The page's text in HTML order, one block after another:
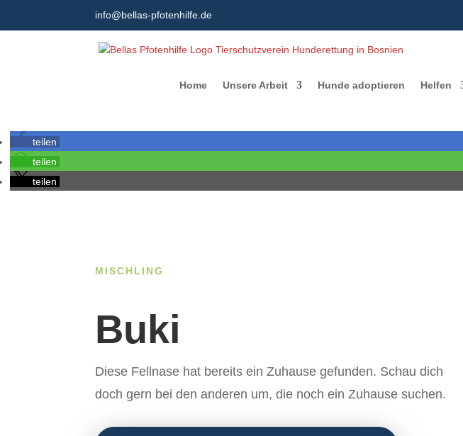
info@bellas-pfotenhilfe.de
Home Unsere Arbeit Hunde adoptieren Helfen
teilen
teilen
teilen
MISCHLING
Buki
Diese Fellnase hat bereits ein Zuhause gefunden. Schau dich
doch gern bei den anderen um, die noch ein Zuhause suchen.